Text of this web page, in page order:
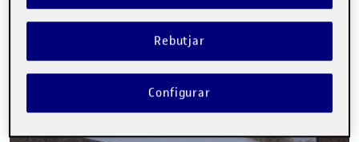
Rebutjar
Configurar